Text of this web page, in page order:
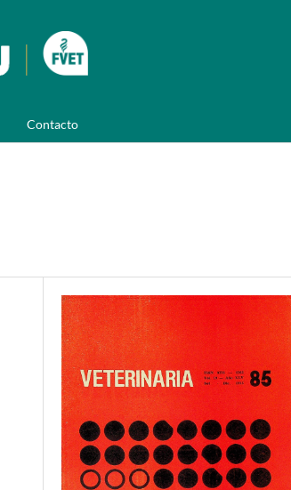
Contacto